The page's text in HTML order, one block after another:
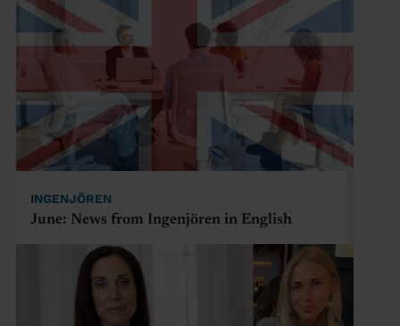
INGENJÖREN
June: News from Ingenjören in English